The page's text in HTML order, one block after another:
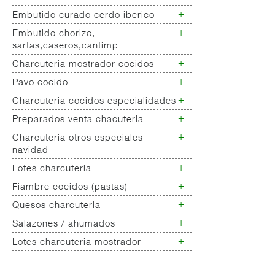
Jamon deshuesado cerdo blanco
Lomo cerdo ibérico
Lomo cerdo blanco
Embutido curado cerdo iberico +
Chorizo/salchichon iberico
Embutido chorizo,
sartas,caseros,cantimp
+
Chorizo cerdo blanco
Embutido
salchichones,salamis,longanizas
Embutido curado de pavo
Otros curados varios no
Charcuteria mostrador cocidos +
Jamon cocido- fiambre
Fiambres pollo
Pavo cocido +
Fiambres pavo
Charcuteria cocidos especialidades +
Charcuteria cocidos
especialidades
Preparados venta chacuteria +
Empanada peso charcuteria
Charcuteria otros especiales
navidad
+
Charcuteria
especialidades/navidad
Lotes charcuteria +
Lotes charcuteria
Fiambre cocidos (pastas) +
Chopped
Galantinas/ lunch
Mortadelas
Quesos charcuteria +
Queso fresco
Queso rulo de cabra
Queso barra vaca nacional,
Salazones / ahumados +
Salazones varios
Lotes charcuteria mostrador +